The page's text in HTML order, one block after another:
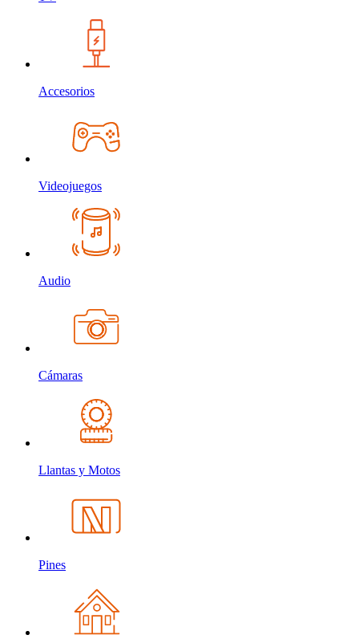
Accesorios
Videojuegos
Audio
Cámaras
Llantas y Motos
Pines